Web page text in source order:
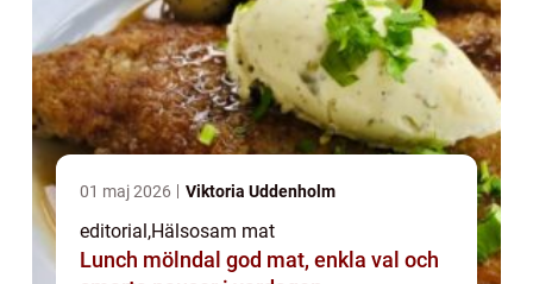
01 maj 2026 Viktoria Uddenholm
editorial,Hälsosam mat
Lunch mölndal god mat, enkla val och